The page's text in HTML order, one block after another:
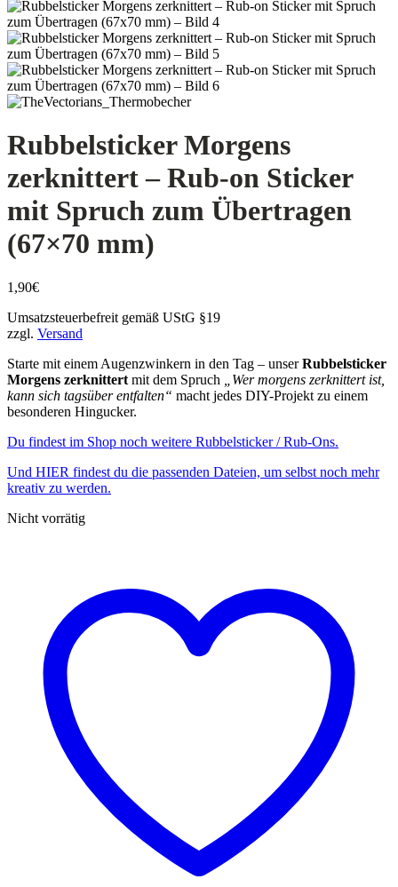
Rubbelsticker Morgens
zerknittert – Rub-on Sticker
mit Spruch zum Übertragen
(67×70 mm)
1,90€
Umsatzsteuerbefreit gemäß UStG §19
zzgl. Versand
Starte mit einem Augenzwinkern in den Tag – unserRubbelsticker
Morgens zerknittert mit dem Spruch
„Wer morgens zerknittert ist,
kann sich tagsüber entfalten“ macht jedes DIY-Projekt zu einem
besonderen Hingucker.
Du findest im Shop noch weitere Rubbelsticker / Rub-Ons.
Und HIER findest du die passenden Dateien, um selbst noch mehr
kreativ zu werden.
Nicht vorrätig